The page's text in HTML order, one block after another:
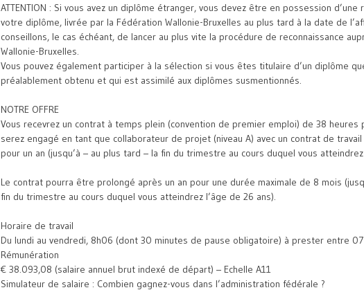
ATTENTION : Si vous avez un diplôme étranger, vous devez être en possession d’une
votre diplôme, livrée par la Fédération Wallonie-Bruxelles au plus tard à la date de
conseillons, le cas échéant, de lancer au plus vite la procédure de reconnaissance
Wallonie-Bruxelles.
Vous pouvez également participer à la sélection si vous êtes titulaire d’un diplôme
préalablement obtenu et qui est assimilé aux diplômes susmentionnés.
NOTRE OFFRE
Vous recevrez un contrat à temps plein (convention de premier emploi) de 38 heures
serez engagé en tant que collaborateur de projet (niveau A) avec un contrat de
pour un an (jusqu’à – au plus tard – la fin du trimestre au cours duquel vous
Le contrat pourra être prolongé après un an pour une durée maximale de 8 mois
fin du trimestre au cours duquel vous atteindrez l’âge de 26 ans).
Horaire de travail
Du lundi au vendredi, 8h06 (dont 30 minutes de pause obligatoire) à prester entre
Rémunération
€ 38.093,08 (salaire annuel brut indexé de départ) – Echelle A11
Simulateur de salaire : Combien gagnez-vous dans l’administration fédérale ?